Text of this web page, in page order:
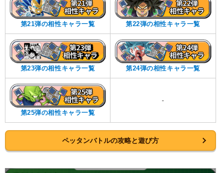
第21弾の相性キャラ一覧 第22弾の相性キャラ一覧
第23弾の相性キャラ一覧 第24弾の相性キャラ一覧
第25弾の相性キャラ一覧
-
ペッタンバトルの攻略と遊び方